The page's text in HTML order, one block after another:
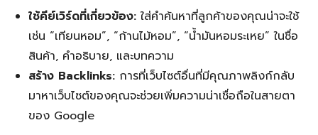
ใช้คีย์เวิร์ดที่เกี่ยวข้อง: ใส่คำค้นหาที่ลูกค้าของคุณน่าจะใช้
เช่น “เทียนหอม”, “ก้านไม้หอม”, “น้ำมันหอมระเหย” ในชื่อ
สินค้า, คำอธิบาย, และบทความ
สร้าง Backlinks: การที่เว็บไซต์อื่นที่มีคุณภาพลิงก์กลับ
มาหาเว็บไซต์ของคุณจะช่วยเพิ่มความน่าเชื่อถือในสายตา
ของ Google